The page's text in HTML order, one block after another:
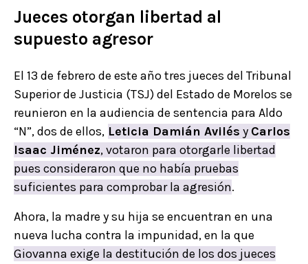
Jueces otorgan libertad al
supuesto agresor
El 13 de febrero de este año tres jueces del Tribunal
Superior de Justicia (TSJ) del Estado de Morelos se
reunieron en la audiencia de sentencia para Aldo
“N”, dos de ellos, Leticia Damián Avilés y Carlos
Isaac Jiménez, votaron para otorgarle libertad
pues consideraron que no había pruebas
suficientes para comprobar la agresión.
Ahora, la madre y su hija se encuentran en una
nueva lucha contra la impunidad, en la que
Giovanna exige la destitución de los dos jueces